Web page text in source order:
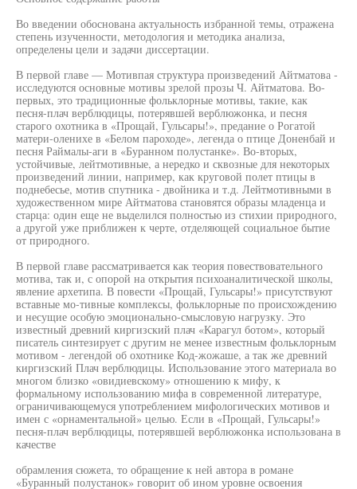
Во введении обоснована актуальность избранной темы, отражена
степень изученности, методология и методика анализа,
определены цели и задачи диссертации.
В первой главе — Мотивпая структура произведений Айтматова -
исследуются основные мотивы зрелой прозы Ч. Айтматова. Во-
первых, это традиционные фольклорные мотивы, такие, как
песня-плач верблюдицы, потерявшей верблюжонка, и песня
старого охотника в «Прощай, Гульсары!», предание о Рогатой
матери-оленихе в «Белом пароходе», легенда о птице Доненбай и
песня Раймалы-аги в «Буранном полустанке». Во-вторых,
устойчивые, лейтмотивные, а нередко и сквозные для некоторых
произведений линии, например, как круговой полет птицы в
поднебесье, мотив спутника - двойника и т.д. Лейтмотивными в
художественном мире Айтматова становятся образы младенца и
старца: один еще не выделился полностью из стихии природного,
а другой уже приближен к черте, отделяющей социальное бытие
от природного.
В первой главе рассматривается как теория повествовательного
мотива, так и, с опорой на открытия психоаналитической школы,
явление архетипа. В повести «Прощай, Гульсары!» присутствуют
вставные мо-тивные комплексы, фольклорные по происхождению
и несущие особую эмоционально-смысловую нагрузку. Это
известный древний киргизский плач «Карагул ботом», который
писатель синтезирует с другим не менее известным фольклорным
мотивом - легендой об охотнике Код-жожаше, а так же древний
киргизский Плач верблюдицы. Использование этого материала во
многом близко «овидиевскому» отношению к мифу, к
формальному использованию мифа в современной литературе,
ограничивающемуся употреблением мифологических мотивов и
имен с «орнаментальной» целью. Если в «Прощай, Гульсары!»
песня-плач верблюдицы, потерявшей верблюжонка использована в
качестве
обрамления сюжета, то обращение к ней автора в романе
«Буранный полустанок» говорит об ином уровне освоения